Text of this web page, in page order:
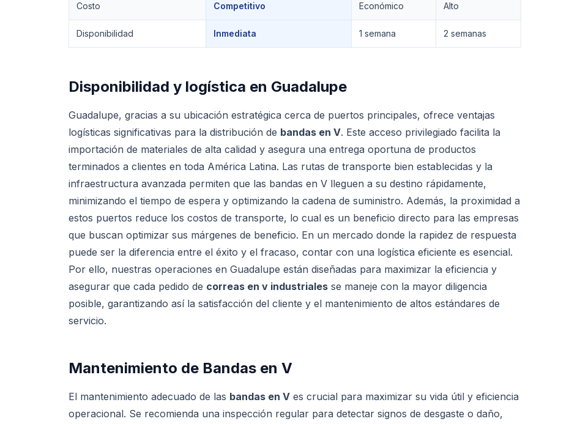
Costo Competitivo Económico Alto
Disponibilidad Inmediata 1 semana 2 semanas
Disponibilidad y logística en Guadalupe
Guadalupe, gracias a su ubicación estratégica cerca de puertos principales, ofrece ventajas
logísticas significativas para la distribución de bandas en V. Este acceso privilegiado facilita la
importación de materiales de alta calidad y asegura una entrega oportuna de productos
terminados a clientes en toda América Latina. Las rutas de transporte bien establecidas y la
infraestructura avanzada permiten que las bandas en V lleguen a su destino rápidamente,
minimizando el tiempo de espera y optimizando la cadena de suministro. Además, la proximidad a
estos puertos reduce los costos de transporte, lo cual es un beneficio directo para las empresas
que buscan optimizar sus márgenes de beneficio. En un mercado donde la rapidez de respuesta
puede ser la diferencia entre el éxito y el fracaso, contar con una logística eficiente es esencial.
Por ello, nuestras operaciones en Guadalupe están diseñadas para maximizar la eficiencia y
asegurar que cada pedido de correas en v industriales se maneje con la mayor diligencia
posible, garantizando así la satisfacción del cliente y el mantenimiento de altos estándares de
servicio.
Mantenimiento de Bandas en V
El mantenimiento adecuado de las bandas en V es crucial para maximizar su vida útil y eficiencia
operacional. Se recomienda una inspección regular para detectar signos de desgaste o daño,